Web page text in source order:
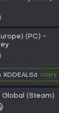
(PC) -
copy
Global (Steam)